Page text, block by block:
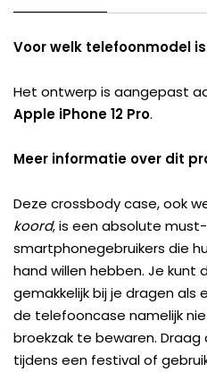
Voor welk telefoonmodel
Het ontwerp is aangepast
Apple iPhone 12 Pro.
Meer informatie over dit
Deze crossbody case, ook
koord, is een absolute
smartphonegebruikers die
hand willen hebben. Je kunt
gemakkelijk bij je dragen
de telefooncase namelijk
broekzak te bewaren.
tijdens een festival of